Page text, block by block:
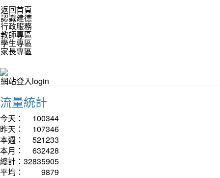
返回首頁
認識建德
行政服務
教師專區
學生專區
家長專區
網站登入login
流量統計
今天：
100344
昨天：
107346
本週：
521233
本月：
632428
總計： 32835905
平均：
9879